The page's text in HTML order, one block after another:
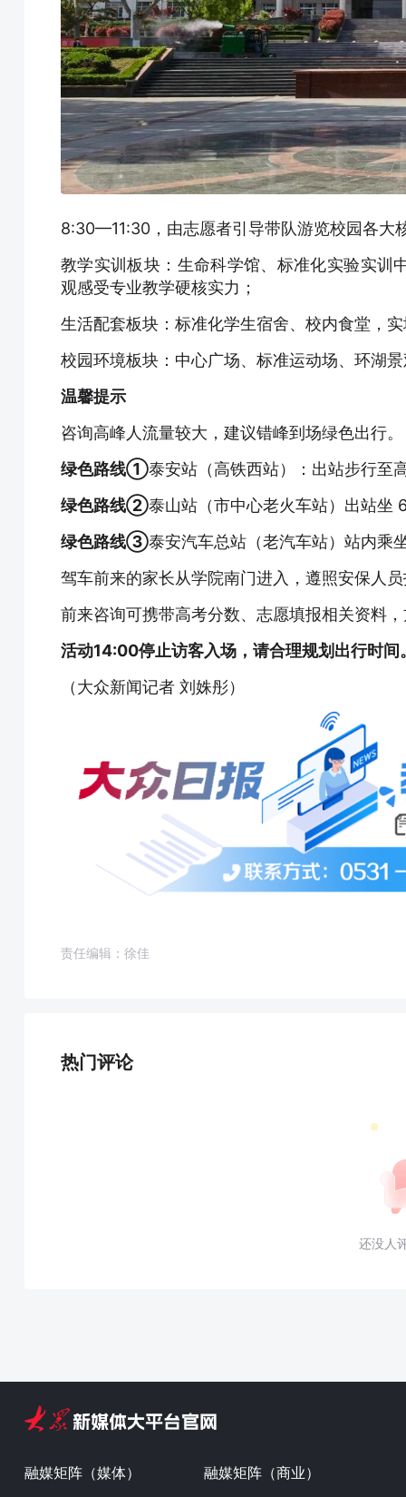
8:30—11:30，由志愿者引导带队游览校园各大
教学实训板块：生命科学馆、标准化实验实训
观感受专业教学硬核实力；
生活配套板块：标准化学生宿舍、校内食堂，
校园环境板块：中心广场、标准运动场、环湖
温馨提示
咨询高峰人流量较大，建议错峰到场绿色出行。
绿色路线①泰安站（高铁西站）：出站步行至
绿色路线②泰山站（市中心老火车站）出站坐
绿色路线③泰安汽车总站（老汽车站）站内乘
驾车前来的家长从学院南门进入，遵照安保人
前来咨询可携带高考分数、志愿填报相关资料
活动14:00停止访客入场，请合理规划出行时间
（大众新闻记者 刘姝彤）
责任编辑：徐佳
热门评论
还没人
融媒矩阵（媒体） 融媒矩阵（商业）